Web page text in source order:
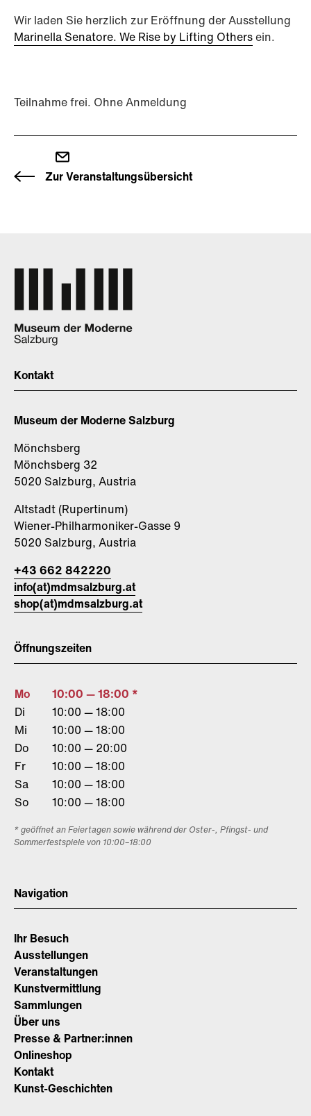
Wir laden Sie herzlich zur Eröffnung der Ausstellung
Marinella Senatore. We Rise by Lifting Othersein.
Teilnahme frei. Ohne Anmeldung
Zur Veranstaltungsübersicht
Kontakt
Museum der Moderne Salzburg
Mönchsberg
Mönchsberg 32
5020 Salzburg, Austria
Altstadt (Rupertinum)
Wiener-Philharmoniker-Gasse 9
5020 Salzburg, Austria
+43 662 842220
info(at)mdmsalzburg.at
shop(at)mdmsalzburg.at
Öffnungszeiten
Mo
10:00 — 18:00 *
Di
10:00 — 18:00
Mi
10:00 — 18:00
Do
10:00 — 20:00
Fr
10:00 — 18:00
Sa
10:00 — 18:00
So
10:00 — 18:00
* geöffnet an Feiertagen sowie während der Oster-, Pfingst- und
Sommerfestspiele von 10:00–18:00
Navigation
Ihr Besuch
Ausstellungen
Veranstaltungen
Kunstvermittlung
Sammlungen
Über uns
Presse & Partner:innen
Onlineshop
Kontakt
Kunst-Geschichten